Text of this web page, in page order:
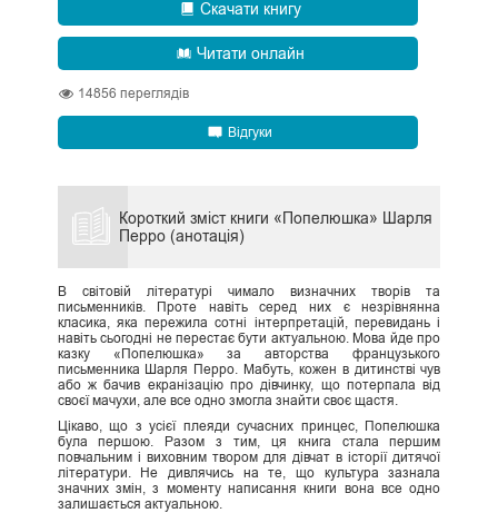
Скачати книгу
Читати онлайн
14856 переглядів
Відгуки
Короткий зміст книги «Попелюшка» Шарля
Перро (анотація)
В світовій літературі чимало визначних творів та
письменників. Проте навіть серед них є незрівнянна
класика, яка пережила сотні інтерпретацій, перевидань і
навіть сьогодні не перестає бути актуальною. Мова йде про
казку «Попелюшка» за авторства французького
письменника Шарля Перро. Мабуть, кожен в дитинстві чув
або ж бачив екранізацію про дівчинку, що потерпала від
своєї мачухи, але все одно змогла знайти своє щастя.
Цікаво, що з усієї плеяди сучасних принцес, Попелюшка
була першою. Разом з тим, ця книга стала першим
повчальним і виховним твором для дівчат в історії дитячої
літератури. Не дивлячись на те, що культура зазнала
значних змін, з моменту написання книги вона все одно
залишається актуальною.